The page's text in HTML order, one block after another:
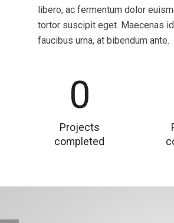
libero, ac fermentum dolor
tortor suscipit eget. Maecenas
faucibus urna, at bibendum ante.
0
Projects
completed